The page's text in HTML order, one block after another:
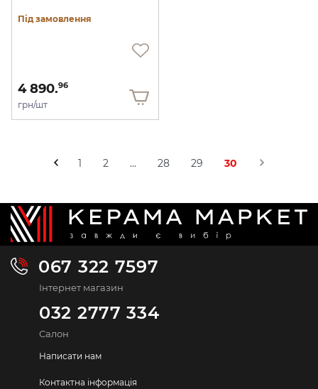
Під замовлення
4 890.96
грн/шт
1 2 ... 28 29 30
067 322 7597
Інтернет магазин
032 2777 334
Салон
Написати нам
Контактна інформація